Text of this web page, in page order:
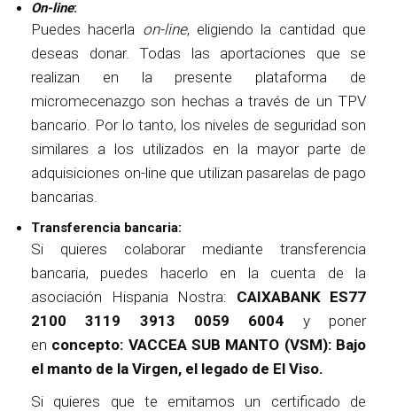
On-line:
Puedes hacerla on-line, eligiendo la cantidad que
deseas donar. Todas las aportaciones que se
realizan en la presente plataforma de
micromecenazgo son hechas a través de un TPV
bancario. Por lo tanto, los niveles de seguridad son
similares a los utilizados en la mayor parte de
adquisiciones on-line que utilizan pasarelas de pago
bancarias.
Transferencia bancaria:
Si quieres colaborar mediante transferencia
bancaria, puedes hacerlo en la cuenta de la
asociación Hispania Nostra: CAIXABANK ES77
2100 3119 3913 0059 6004 y poner
en concepto: VACCEA SUB MANTO (VSM): Bajo
el manto de la Virgen, el legado de El Viso.
Si quieres que te emitamos un certificado de